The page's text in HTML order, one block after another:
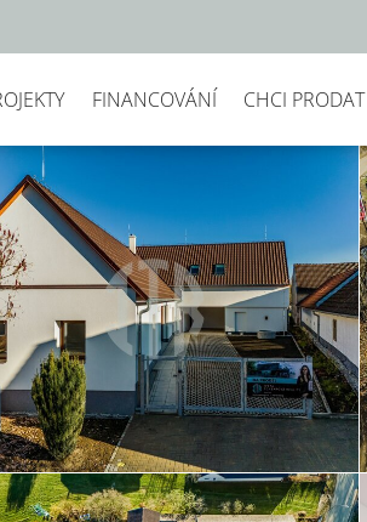
FINANCOVÁNÍ CHCI PRODAT